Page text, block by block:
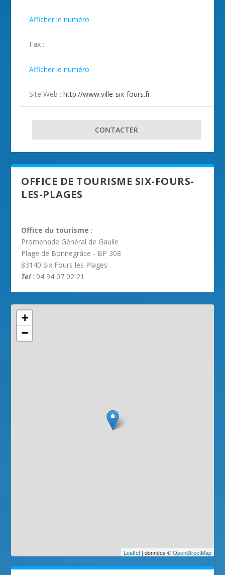
Afficher le numéro
Fax :
Afficher le numéro
Site Web :http://www.ville-six-fours.fr
CONTACTER
OFFICE DE TOURISME SIX-FOURS-
LES-PLAGES
Office du tourisme :
Promenade Général de Gaulle
Plage de Bonnegrâce - BP 308
83140 Six Fours les Plages
Tel: 04 94 07 02 21
+
−
Leaflet| données ©OpenStreetMap